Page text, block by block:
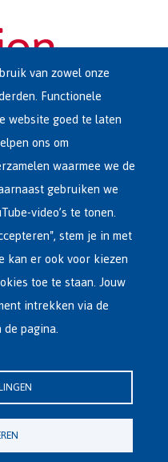
numbers)
van zowel onze
Functionele
website goed te laten
ons om
waarmee we de
gebruiken we
video’s te tonen.
stem je in met
kan er ook voor kiezen
toe te staan. Jouw
intrekken via de
pagina.